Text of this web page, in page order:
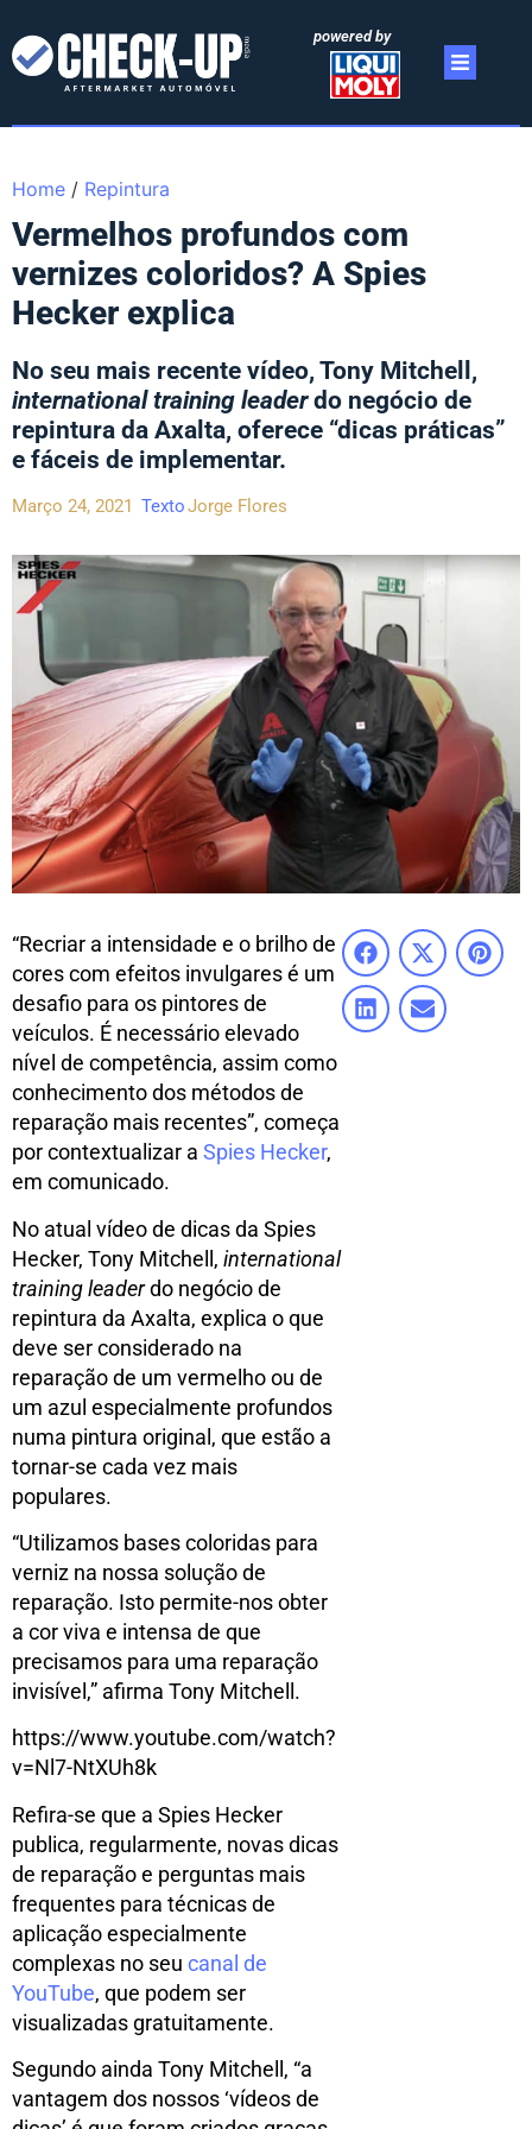
powered by
Home / Repintura
Vermelhos profundos com
vernizes coloridos? A Spies
Hecker explica
No seu mais recente vídeo, Tony Mitchell,
international training leaderdo negócio de
repintura da Axalta, oferece “dicas práticas”
e fáceis de implementar.
Março 24, 2021 TextoJorge Flores
“Recriar a intensidade e o brilho de
cores com efeitos invulgares é um
desafio para os pintores de
veículos. É necessário elevado
nível de competência, assim como
conhecimento dos métodos de
reparação mais recentes”, começa
por contextualizar a Spies Hecker,
em comunicado.
No atual vídeo de dicas da Spies
Hecker, Tony Mitchell, international
trainingleaderdo negócio de
repintura da Axalta, explica o que
deve ser considerado na
reparação de um vermelho ou de
um azul especialmente profundos
numa pintura original, que estão a
tornar-se cada vez mais
populares.
“Utilizamos bases coloridas para
verniz na nossa solução de
reparação. Isto permite-nos obter
a cor viva e intensa de que
precisamos para uma reparação
invisível,” afirma Tony Mitchell.
https://www.youtube.com/watch?
v=Nl7-NtXUh8k
Refira-se que a Spies Hecker
publica, regularmente, novas dicas
de reparação e perguntas mais
frequentes para técnicas de
aplicação especialmente
complexas no seu canal de
YouTube, que podem ser
visualizadas gratuitamente.
Segundo ainda Tony Mitchell, “a
vantagem dos nossos ‘vídeos de